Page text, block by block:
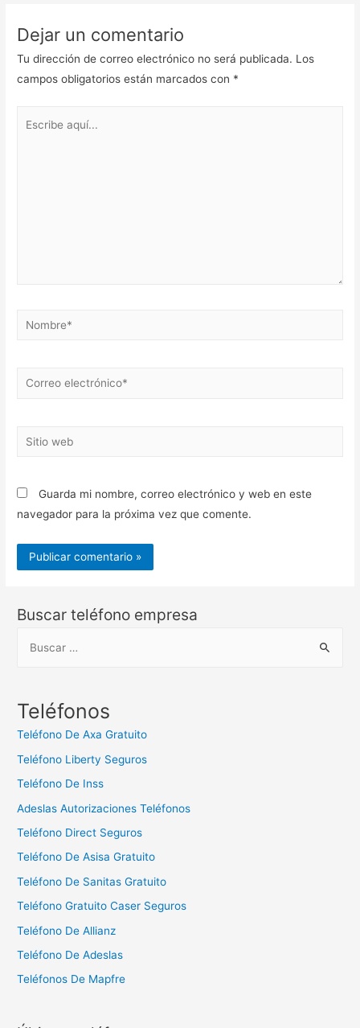
Dejar un comentario
Tu dirección de correo electrónico no será publicada. Los
campos obligatorios están marcados con *
Nombre*
Correo
Sitio
Guarda mi nombre, correo electrónico y web en este
navegador para la próxima vez que comente.
Buscar teléfono empresa
c
:
Teléfonos
Teléfono De Axa Gratuito
Teléfono Liberty Seguros
Teléfono De Inss
Adeslas Autorizaciones Teléfonos
Teléfono Direct Seguros
Teléfono De Asisa Gratuito
Teléfono De Sanitas Gratuito
Teléfono Gratuito Caser Seguros
Teléfono De Allianz
Teléfono De Adeslas
Teléfonos De Mapfre